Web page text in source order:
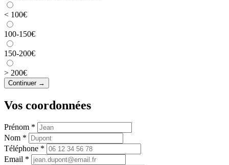
< 100€
100-150€
150-200€
> 200€
Continuer →
Vos coordonnées
Prénom *
Nom *
Téléphone *
Email *